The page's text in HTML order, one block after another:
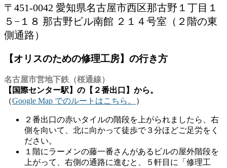
〒451-0042 愛知県名古屋市西区那古野１丁目１
５−１８ 那古野ビル南館 ２１４号室（２階の東
側通路）
【オリスのための修理工房】の行き方
名古屋市営地下鉄（桜通線）
【国際センター駅】の【２番出口】から。
（Google Map でのルートはこちら。 ）
２番出口の赤いタイルの階段を上がられましたら、右
側を向いて、北に向かって徒歩で３分ほどご足労をく
ださい。
１階にラーメンの藤一番さんがあるビルの屋外階段を
上がって、右側の通路に進むと、５軒目に「修理工